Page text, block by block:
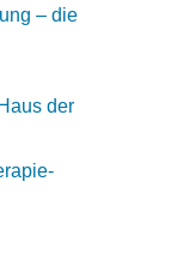
– die
der